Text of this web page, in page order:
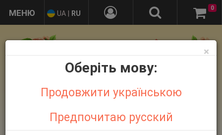
+38 095 032 21 44
UA RU
0
×
Оберіть мову:
Продовжити українською
Предпочитаю русский